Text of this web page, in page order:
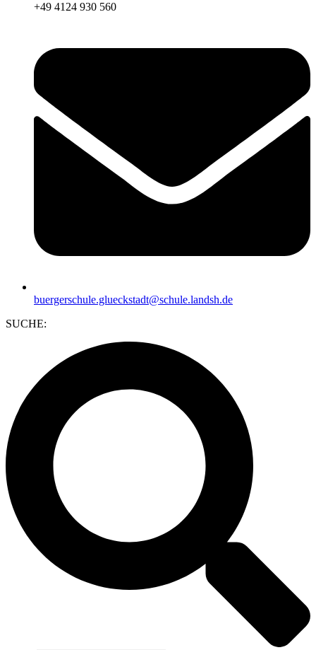
+49 4124 930 560
buergerschule.glueckstadt@schule.landsh.de
SUCHE: